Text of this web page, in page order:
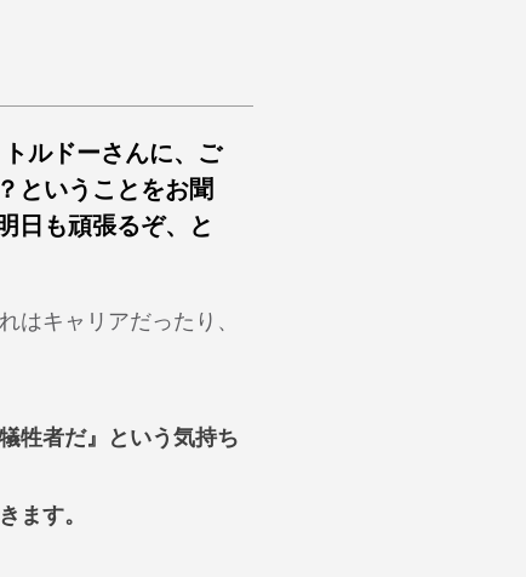
ルドーさんに、ご
ということをお聞
日も頑張るぞ、と
はキャリアだったり、
牲者だ』という気持ち
ます。